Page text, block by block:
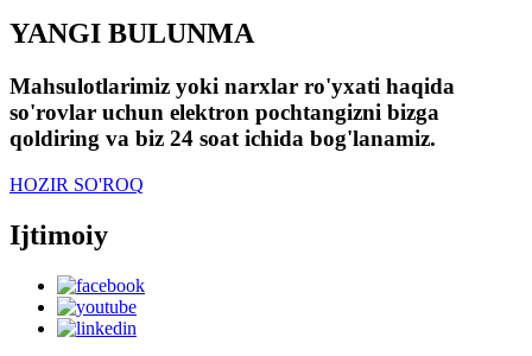
YANGI BULUNMA
Mahsulotlarimiz yoki narxlar ro'yxati haqida
so'rovlar uchun elektron pochtangizni bizga
qoldiring va biz 24 soat ichida bog'lanamiz.
HOZIR SO'ROQ
Ijtimoiy